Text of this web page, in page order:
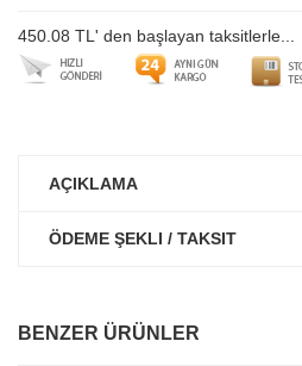
450.08 TL' den başlayan taksitlerle...
AÇIKLAMA
ÖDEME ŞEKLI / TAKSIT
BENZER ÜRÜNLER